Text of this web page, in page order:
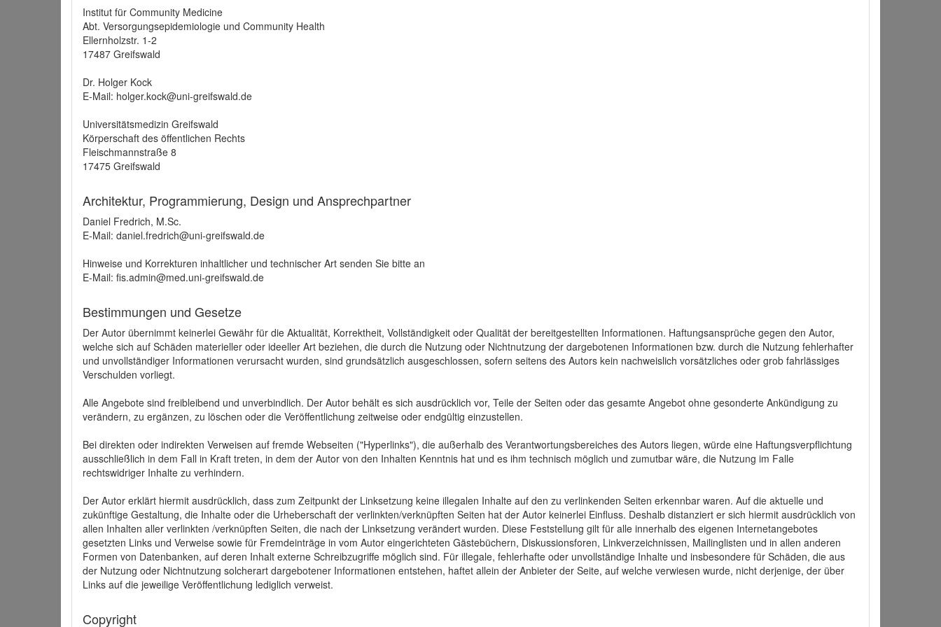
Institut für Community Medicine
Abt. Versorgungsepidemiologie und Community Health
Ellernholzstr. 1-2
17487 Greifswald
Dr. Holger Kock
E-Mail: holger.kock@uni-greifswald.de
Universitätsmedizin Greifswald
Körperschaft des öffentlichen Rechts
Fleischmannstraße 8
17475 Greifswald
Architektur, Programmierung, Design und Ansprechpartner
Daniel Fredrich, M.Sc.
E-Mail: daniel.fredrich@uni-greifswald.de
Hinweise und Korrekturen inhaltlicher und technischer Art senden Sie bitte an
E-Mail: fis.admin@med.uni-greifswald.de
Bestimmungen und Gesetze
Der Autor übernimmt keinerlei Gewähr für die Aktualität, Korrektheit, Vollständigkeit oder Qualität der bereitgestellten Informationen. Haftungsansprüche gegen den Autor,
welche sich auf Schäden materieller oder ideeller Art beziehen, die durch die Nutzung oder Nichtnutzung der dargebotenen Informationen bzw. durch die Nutzung fehlerhafter
und unvollständiger Informationen verursacht wurden, sind grundsätzlich ausgeschlossen, sofern seitens des Autors kein nachweislich vorsätzliches oder grob fahrlässiges
Verschulden vorliegt.
Alle Angebote sind freibleibend und unverbindlich. Der Autor behält es sich ausdrücklich vor, Teile der Seiten oder das gesamte Angebot ohne gesonderte Ankündigung zu
verändern, zu ergänzen, zu löschen oder die Veröffentlichung zeitweise oder endgültig einzustellen.
Bei direkten oder indirekten Verweisen auf fremde Webseiten ("Hyperlinks"), die außerhalb des Verantwortungsbereiches des Autors liegen, würde eine Haftungsverpflichtung
ausschließlich in dem Fall in Kraft treten, in dem der Autor von den Inhalten Kenntnis hat und es ihm technisch möglich und zumutbar wäre, die Nutzung im Falle
rechtswidriger Inhalte zu verhindern.
Der Autor erklärt hiermit ausdrücklich, dass zum Zeitpunkt der Linksetzung keine illegalen Inhalte auf den zu verlinkenden Seiten erkennbar waren. Auf die aktuelle und
zukünftige Gestaltung, die Inhalte oder die Urheberschaft der verlinkten/verknüpften Seiten hat der Autor keinerlei Einfluss. Deshalb distanziert er sich hiermit ausdrücklich von
allen Inhalten aller verlinkten /verknüpften Seiten, die nach der Linksetzung verändert wurden. Diese Feststellung gilt für alle innerhalb des eigenen Internetangebotes
gesetzten Links und Verweise sowie für Fremdeinträge in vom Autor eingerichteten Gästebüchern, Diskussionsforen, Linkverzeichnissen, Mailinglisten und in allen anderen
Formen von Datenbanken, auf deren Inhalt externe Schreibzugriffe möglich sind. Für illegale, fehlerhafte oder unvollständige Inhalte und insbesondere für Schäden, die aus
der Nutzung oder Nichtnutzung solcherart dargebotener Informationen entstehen, haftet allein der Anbieter der Seite, auf welche verwiesen wurde, nicht derjenige, der über
Links auf die jeweilige Veröffentlichung lediglich verweist.
Copyright